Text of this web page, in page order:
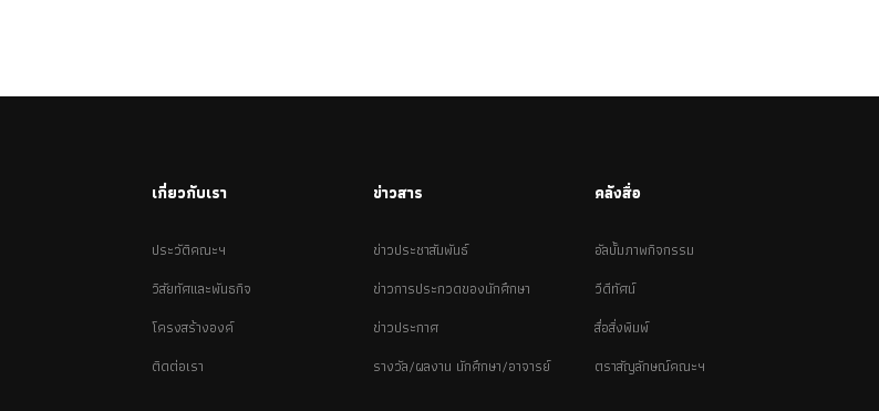
เกี่ยวกับเรา
ประวัติคณะฯ
วิสัยทัศและพันธกิจ
โครงสร้างองค์
ติดต่อเรา
ข่าวสาร
ข่าวประชาสัมพันธ์
ข่าวการประกวดของนักศึกษา
ข่าวประกาศ
รางวัล/ผลงาน นักศึกษา/อาจารย์
คลังสื่อ
อัลบั้มภาพกิจกรรม
วีดีทัศน์
สื่อสิ่งพิมพ์
ตราสัญลักษณ์คณะฯ